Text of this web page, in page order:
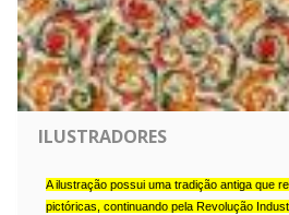
ILUSTRADORES
A ilustração possui uma tradição antiga que
pictóricas, continuando pela Revolução